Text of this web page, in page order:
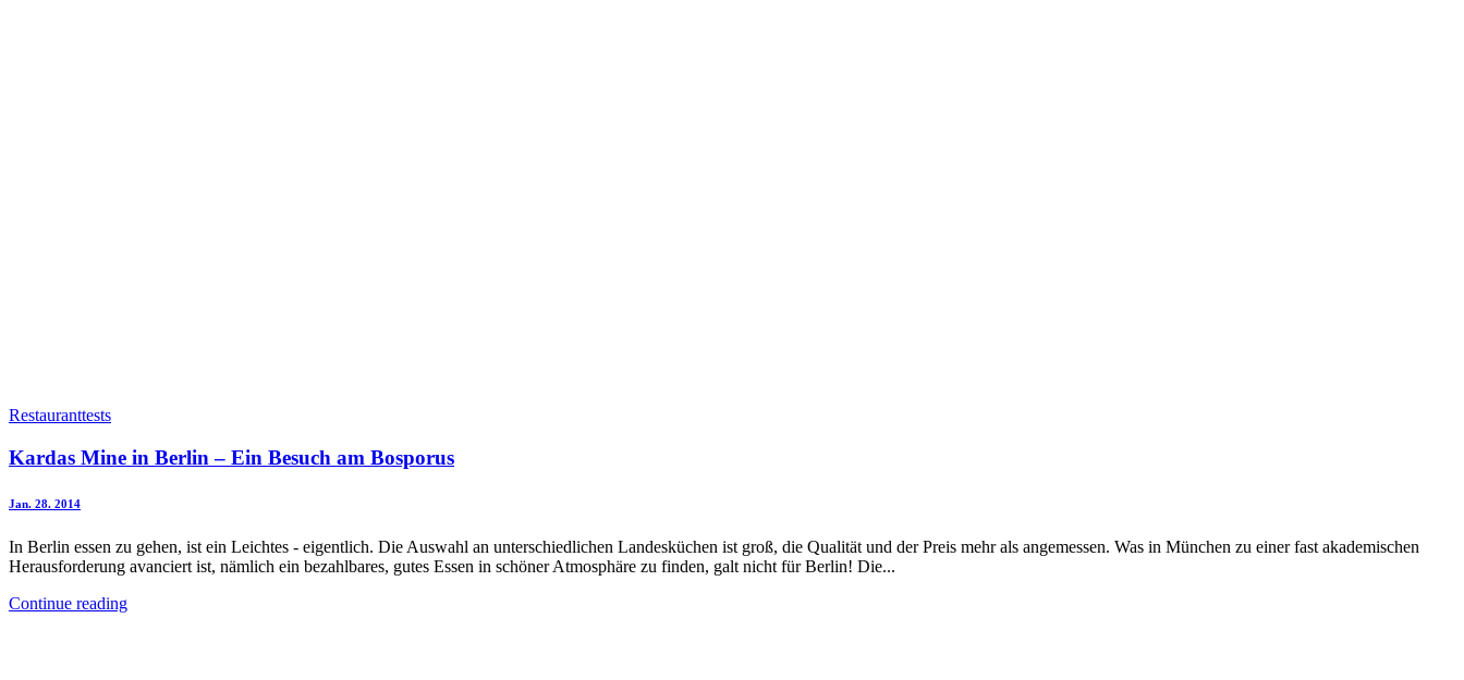
Restauranttests
Kardas Mine in Berlin – Ein Besuch am Bosporus
Jan. 28. 2014
In Berlin essen zu gehen, ist ein Leichtes - eigentlich. Die Auswahl an unterschiedlichen Landesküchen ist groß, die Qualität und der Preis mehr als angemessen. Was in München zu einer fast akademischen
Herausforderung avanciert ist, nämlich ein bezahlbares, gutes Essen in schöner Atmosphäre zu finden, galt nicht für Berlin! Die...
Continue reading